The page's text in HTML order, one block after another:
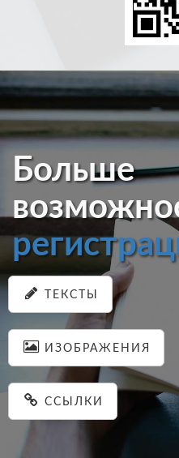
Больше
ТЕКСТЫ
ИЗОБРАЖЕНИЯ
ССЫЛКИ